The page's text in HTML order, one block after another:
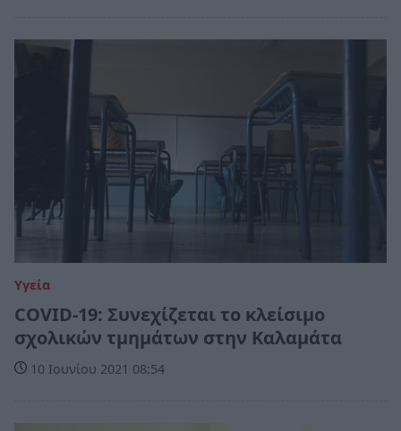
Υγεία
COVID-19: Συνεχίζεται το κλείσιμο
σχολικών τμημάτων στην Καλαμάτα
10 Ιουνίου 2021 08:54